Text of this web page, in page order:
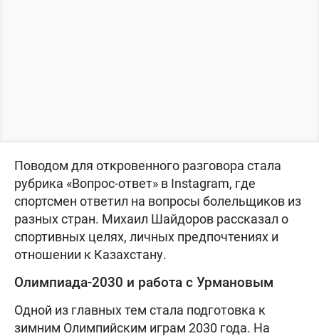
Поводом для откровенного разговора стала
рубрика «Вопрос-ответ» в Instagram, где
спортсмен ответил на вопросы болельщиков из
разных стран. Михаил Шайдоров рассказал о
спортивных целях, личных предпочтениях и
отношении к Казахстану.
Олимпиада-2030 и работа с Урмановым
Одной из главных тем стала подготовка к
зимним Олимпийским играм 2030 года. На